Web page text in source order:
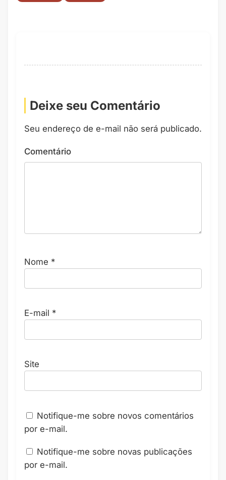
Deixe seu Comentário
Seu endereço de e-mail não será publicado.
Comentário
Nome *
E-mail *
Site
Notifique-me sobre novos comentários
por e-mail.
Notifique-me sobre novas publicações
por e-mail.